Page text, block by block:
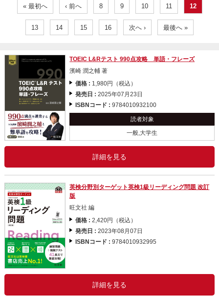
« 最初へ ‹ 前へ 8 9 10 11 12
13 14 15 16 次へ › 最後へ »
TOEIC L&Rテスト 990点攻略 単語・フレーズ
濱崎 潤之輔 著
価格 : 1,980円（税込）
発売日 :2025年07月23日
ISBNコード :9784010932100
読者対象
一般,大学生
詳細を見る
英検分野別ターゲット英検1級リーディング問題 改訂
版
旺文社 編
価格 :2,420円（税込）
発売日 :2023年08月07日
ISBNコード :9784010932995
詳細を見る